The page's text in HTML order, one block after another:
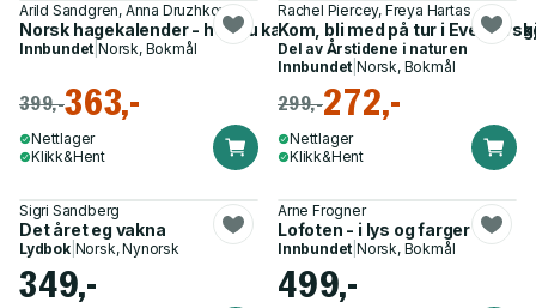
Arild Sandgren, Anna Druzhkova
Norsk hagekalender - hva du kan gjøre i hagen, og når du bør
Innbundet |Norsk, Bokmål
399,-363,-
Nettlager
Klikk&Hent
Rachel Piercey, Freya Hartas
Kom, bli med på tur i
Del av Årstidene i naturen
Innbundet |Norsk, Bokmål
299,-272,-
Nettlager
Klikk&Hent
Sigri Sandberg
Det året eg vakna
Lydbok| Norsk, Nynorsk
349,-
Arne Frogner
Lofoten - i lys og farger
Innbundet |Norsk, Bokmål
499,-